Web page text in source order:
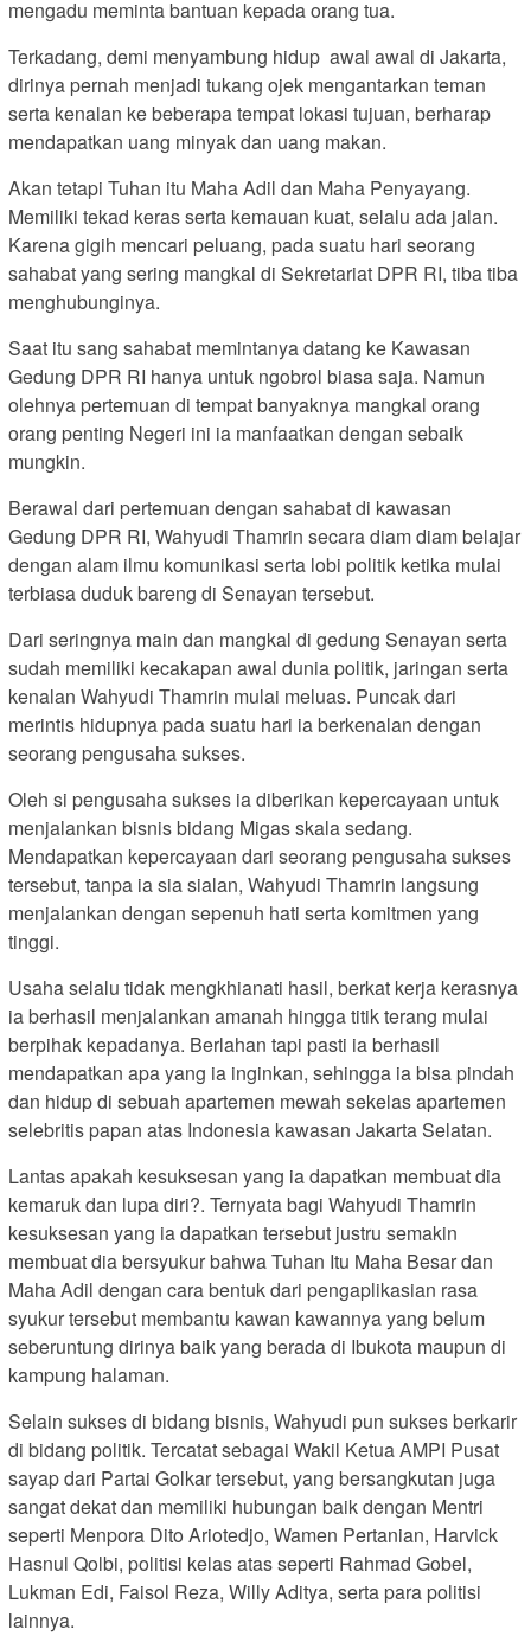
mengadu meminta bantuan kepada orang tua.
Terkadang, demi menyambung hidup awal awal di Jakarta,
dirinya pernah menjadi tukang ojek mengantarkan teman
serta kenalan ke beberapa tempat lokasi tujuan, berharap
mendapatkan uang minyak dan uang makan.
Akan tetapi Tuhan itu Maha Adil dan Maha Penyayang.
Memiliki tekad keras serta kemauan kuat, selalu ada jalan.
Karena gigih mencari peluang, pada suatu hari seorang
sahabat yang sering mangkal di Sekretariat DPR RI, tiba tiba
menghubunginya.
Saat itu sang sahabat memintanya datang ke Kawasan
Gedung DPR RI hanya untuk ngobrol biasa saja. Namun
olehnya pertemuan di tempat banyaknya mangkal orang
orang penting Negeri ini ia manfaatkan dengan sebaik
mungkin.
Berawal dari pertemuan dengan sahabat di kawasan
Gedung DPR RI, Wahyudi Thamrin secara diam diam belajar
dengan alam ilmu komunikasi serta lobi politik ketika mulai
terbiasa duduk bareng di Senayan tersebut.
Dari seringnya main dan mangkal di gedung Senayan serta
sudah memiliki kecakapan awal dunia politik, jaringan serta
kenalan Wahyudi Thamrin mulai meluas. Puncak dari
merintis hidupnya pada suatu hari ia berkenalan dengan
seorang pengusaha sukses.
Oleh si pengusaha sukses ia diberikan kepercayaan untuk
menjalankan bisnis bidang Migas skala sedang.
Mendapatkan kepercayaan dari seorang pengusaha sukses
tersebut, tanpa ia sia sialan, Wahyudi Thamrin langsung
menjalankan dengan sepenuh hati serta komitmen yang
tinggi.
Usaha selalu tidak mengkhianati hasil, berkat kerja kerasnya
ia berhasil menjalankan amanah hingga titik terang mulai
berpihak kepadanya. Berlahan tapi pasti ia berhasil
mendapatkan apa yang ia inginkan, sehingga ia bisa pindah
dan hidup di sebuah apartemen mewah sekelas apartemen
selebritis papan atas Indonesia kawasan Jakarta Selatan.
Lantas apakah kesuksesan yang ia dapatkan membuat dia
kemaruk dan lupa diri?. Ternyata bagi Wahyudi Thamrin
kesuksesan yang ia dapatkan tersebut justru semakin
membuat dia bersyukur bahwa Tuhan Itu Maha Besar dan
Maha Adil dengan cara bentuk dari pengaplikasian rasa
syukur tersebut membantu kawan kawannya yang belum
seberuntung dirinya baik yang berada di Ibukota maupun di
kampung halaman.
Selain sukses di bidang bisnis, Wahyudi pun sukses berkarir
di bidang politik. Tercatat sebagai Wakil Ketua AMPI Pusat
sayap dari Partai Golkar tersebut, yang bersangkutan juga
sangat dekat dan memiliki hubungan baik dengan Mentri
seperti Menpora Dito Ariotedjo, Wamen Pertanian, Harvick
Hasnul Qolbi, politisi kelas atas seperti Rahmad Gobel,
Lukman Edi, Faisol Reza, Willy Aditya, serta para politisi
lainnya.